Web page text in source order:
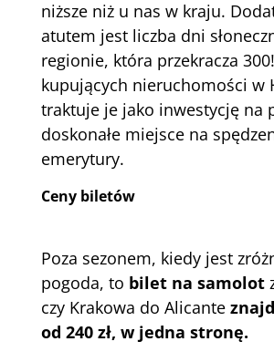
niższe niż u nas w kraju.
atutem jest liczba dni
regionie, która przekracza
kupujących nieruchomości w
traktuje je jako inwestycję na
doskonałe miejsce na
emerytury.
Ceny biletów
Poza sezonem, kiedy jest
pogoda, to bilet na samolot
czy Krakowa do Alicante
od 240 zł, w jedna stronę.